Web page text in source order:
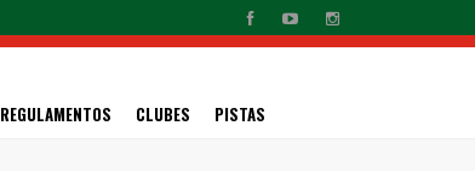
REGULAMENTOS CLUBES PISTAS